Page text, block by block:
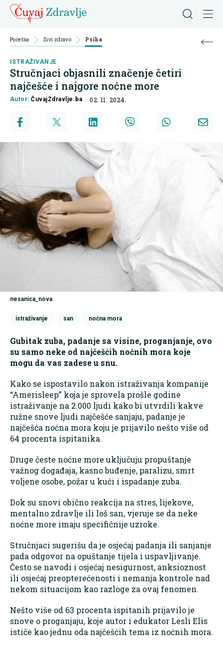
Početna Živi zdravo Psiha
ISTRAŽIVANJE
Stručnjaci objasnili značenje četiri
najčešće i najgore noćne more
Autor:ČuvajZdravlje.ba 02. 11. 2024.
nesanica_nova
istraživanje san noćna mora
Gubitak zuba, padanje sa visine, proganjanje, ovo
su samo neke od najčešćih noćnih mora koje
mogu da vas zadese u snu.
Kako se ispostavilo nakon istraživanja kompanije
“Amerisleep” koja je sprovela prošle godine
istraživanje na 2.000 ljudi kako bi utvrdili kakve
ružne snove ljudi najčešće sanjaju, padanje je
najčešća noćna mora koju je prijavilo nešto više od
64 procenta ispitanika.
Druge česte noćne more uključuju propuštanje
važnog događaja, kasno buđenje, paralizu, smrt
voljene osobe, požar u kući i ispadanje zuba.
Dok su snovi obično reakcija na stres, lijekove,
mentalno zdravlje ili loš san, vjeruje se da neke
noćne more imaju specifičnije uzroke.
Stručnjaci sugerišu da je osjećaj padanja ili sanjanje
pada odgovor na opuštanje tijela i uspavljivanje.
Često se navodi i osjećaj nesigurnost, anksioznost
ili osjećaj preopterećenosti i nemanja kontrole nad
nekom situacijom kao razloge za ovaj fenomen.
Nešto više od 63 procenta ispitanih prijavilo je
snove o proganjaju, koje autor i edukator Lesli Elis
ističe kao jednu oda najčešćih tema iz noćnih mora.